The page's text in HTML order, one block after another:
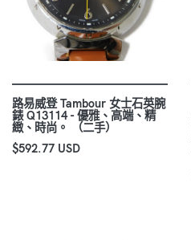
路易威登 Tambour 女士石英腕
錶 Q13114 - 優雅、高端、精
緻、時尚。 （二手）
$592.77 USD